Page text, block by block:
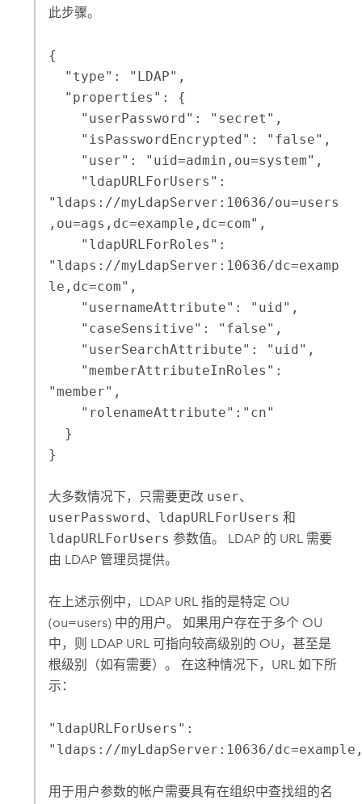
此步骤。
{
"ldaps://myLdapServer:10636/ou=users
,ou=ags,dc=example,dc=com",
"ldaps://myLdapServer:10636/dc=examp
le,dc=com",
"member",
}
大多数情况下，只需要更改 user、
userPassword、 ldapURLForUsers 和
ldapURLForUsers 参数值。 LDAP 的 URL 需要
由 LDAP 管理员提供。
在上述示例中，LDAP URL 指的是特定 OU
(ou=users) 中的用户。 如果用户存在于多个 OU
中，则 LDAP URL 可指向较高级别的 OU，甚至是
根级别（如有需要）。 在这种情况下，URL 如下所
示：
"ldapURLForUsers":
"ldaps://myLdapServer:10636/
用于用户参数的帐户需要具有在组织中查找组的名